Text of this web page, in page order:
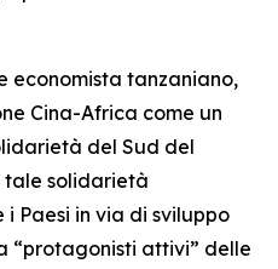
economista tanzaniano,
Cina-Africa come un
del Sud del
tale solidarietà
Paesi in via di sviluppo
“protagonisti attivi” delle